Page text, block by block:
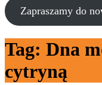
Zapraszamy do
Tag: Dna
cytryną